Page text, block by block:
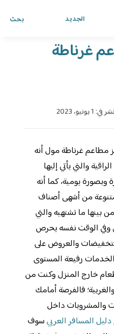
بحث الجديد
العربي
غرناطة
نشر في: 1 يونيو، 2023
مطاعم غرناطة مول أنه
والتي يأتي إليها
وبصورة يومية، كما أنه
من أشهى أصناف
بينها ما تشتهيه والتي
وفي الوقت نفسه يحرص
والعروض على
رفيعة المستوى
خارج المنزل وكنت من
فالفرصة أمامك
والمشروبات داخل
دليل المسافر العربيسوف